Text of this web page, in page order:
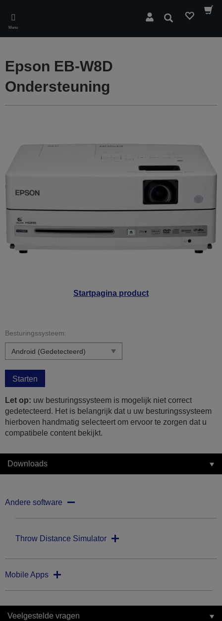
main
content
Menu
Zoeken
Startpagina product
Epson EB-W8D
Ondersteuning
Besturingssysteem:
Starten
Let op: uw besturingssysteem is mogelijk niet correct
gedetecteerd. Het is belangrijk dat u uw besturingssysteem
hierboven handmatig selecteert om ervoor te zorgen dat u
compatibele content bekijkt.
Downloads
Andere software
Throw Distance Simulator
Mobile Apps
Veelgestelde vragen